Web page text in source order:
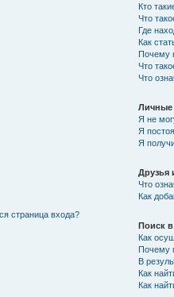
страница входа?
Кто
Что
Где
Как
Почему
Что
Что
Личные
Я не
Я
Я
Друзья
Что
Как
Поиск
Как
Почему
В
Как
Как